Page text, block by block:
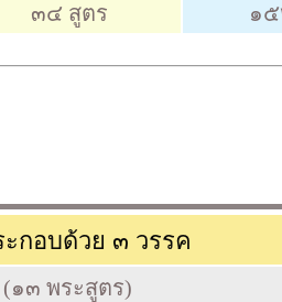
๓๔ สูตร
๑
ะกอบด้วย ๓ วรรค
(๑๓ พระสูตร)